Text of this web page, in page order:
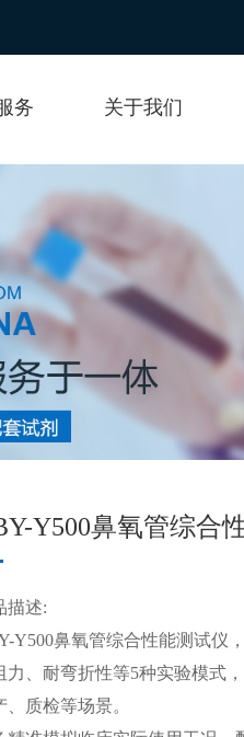
务 关于我们
Y500鼻氧管综合
描述:
Y500鼻氧管综合性能测试仪
力、耐弯折性等5种实验模式
、质检等场景。